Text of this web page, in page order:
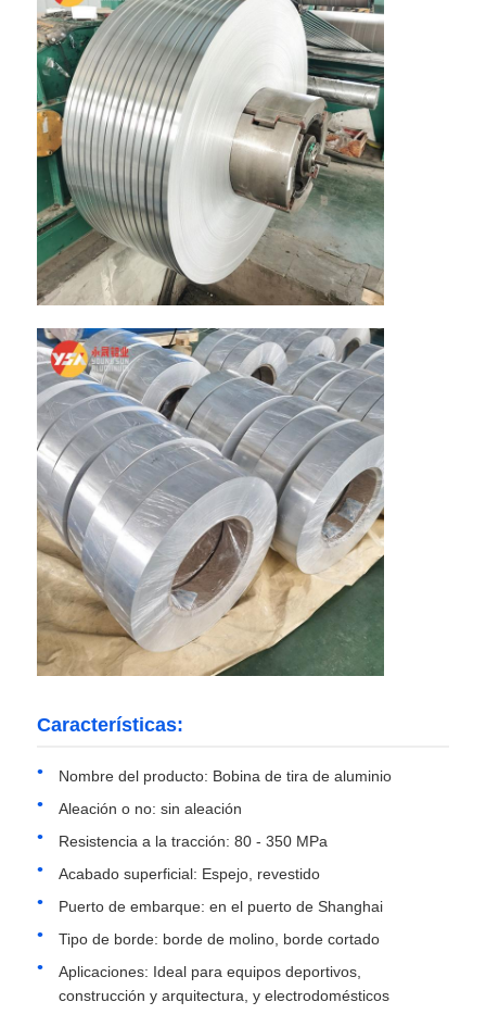
placa de aluminio
Círculo de aluminio
Bobina de aluminio recubierta de color
bobina de aluminio
Bobina de aluminio de la tira
Placa a cuadros de aluminio
Aluminio grabado en relieve
papel laminado de aluminio
Paneles de panal de aluminio
Panal de aluminio
Características:
Nombre del producto: Bobina de tira de aluminio
Aleación o no: sin aleación
Resistencia a la tracción: 80 - 350 MPa
Acabado superficial: Espejo, revestido
Puerto de embarque: en el puerto de Shanghai
Tipo de borde: borde de molino, borde cortado
Aplicaciones: Ideal para equipos deportivos,
construcción y arquitectura, y electrodomésticos